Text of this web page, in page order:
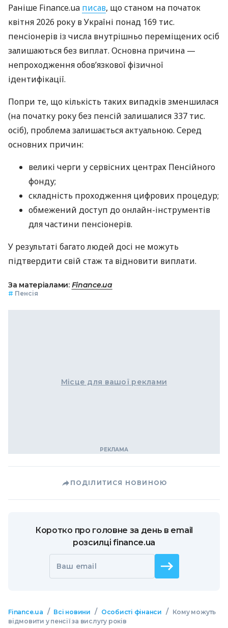
Раніше Finance.ua писав, що станом на початок
квітня 2026 року в Україні понад 169 тис.
пенсіонерів із числа внутрішньо переміщених осіб
залишаються без виплат. Основна причина —
непроходження обов’язкової фізичної
ідентифікації.
Попри те, що кількість таких випадків зменшилася
(на початку року без пенсій залишалися 337 тис.
осіб), проблема залишається актуальною. Серед
основних причин:
великі черги у сервісних центрах Пенсійного
фонду;
складність проходження цифрових процедур;
обмежений доступ до онлайн-інструментів
для частини пенсіонерів.
У результаті багато людей досі не можуть
підтвердити свій стаж та відновити виплати.
За матеріалами: Finance.ua
# Пенсія
Місце для вашої реклами
ПОДІЛИТИСЯ НОВИНОЮ
Коротко про головне за день в email
розсилці finance.ua
Ваш email
Finance.ua / Всі новини / Особисті фінанси /
Кому можуть
відмовити у пенсії за вислугу років